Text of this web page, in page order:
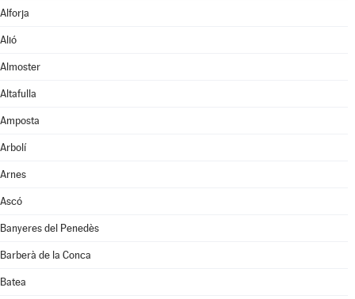
Alforja
Alió
Almoster
Altafulla
Amposta
Arbolí
Arnes
Ascó
Banyeres del Penedès
Barberà de la Conca
Batea